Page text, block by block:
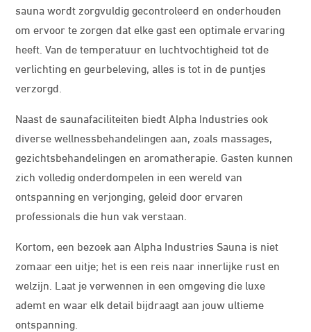
sauna wordt zorgvuldig gecontroleerd en onderhouden
om ervoor te zorgen dat elke gast een optimale ervaring
heeft. Van de temperatuur en luchtvochtigheid tot de
verlichting en geurbeleving, alles is tot in de puntjes
verzorgd.
Naast de saunafaciliteiten biedt Alpha Industries ook
diverse wellnessbehandelingen aan, zoals massages,
gezichtsbehandelingen en aromatherapie. Gasten kunnen
zich volledig onderdompelen in een wereld van
ontspanning en verjonging, geleid door ervaren
professionals die hun vak verstaan.
Kortom, een bezoek aan Alpha Industries Sauna is niet
zomaar een uitje; het is een reis naar innerlijke rust en
welzijn. Laat je verwennen in een omgeving die luxe
ademt en waar elk detail bijdraagt aan jouw ultieme
ontspanning.